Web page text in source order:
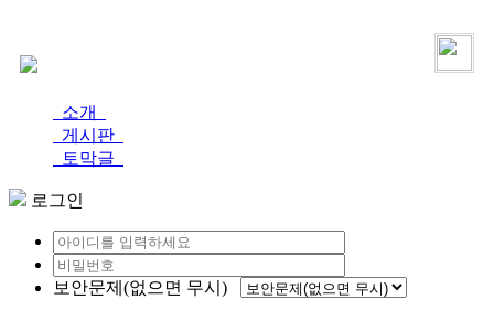
소개
게시판
토막글
로그인
보안문제(없으면 무시)